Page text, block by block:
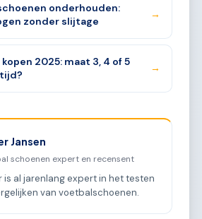
onderhouden:
zonder slijtage
→
2025: maat 3, 4 of 5
→
Jansen
schoenen expert en recensent
is al jarenlang expert in het testen
van voetbalschoenen.